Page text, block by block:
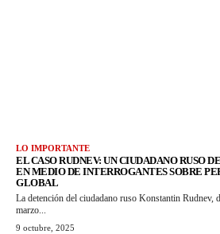
LO IMPORTANTE
EL CASO RUDNEV: UN CIUDADANO RUSO
EN MEDIO DE INTERROGANTES SOBRE
GLOBAL
La detención del ciudadano ruso Konstantin Rudnev,
marzo...
9 octubre, 2025